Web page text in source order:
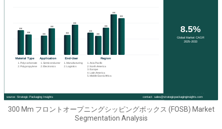
300 Mm フロントオープニングシッピングボックス (FOSB) Market
Segmentation Analysis